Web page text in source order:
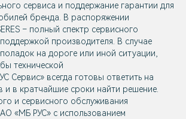
сервиса и поддержание гарантии для
бренда. В распоряжении
– полный спектр сервисного
производителя. В случае
на дороге или иной ситуации,
технической
Сервис» всегда готовы ответить на
и в кратчайшие сроки найти решение.
и сервисного обслуживания
«МБ РУС» с использованием